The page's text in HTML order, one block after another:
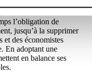
Comco a décidé
l’obligation de
jusqu’à la supprimer
et des économistes
En adoptant une
en balance ses